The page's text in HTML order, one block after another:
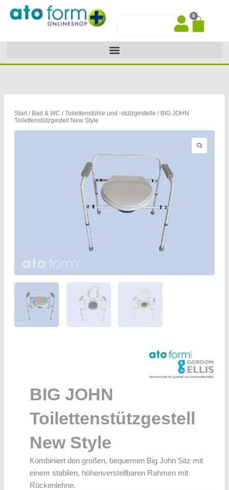
Inhalt
0
Start/ Bad & WC /Toilettenstühle und -stützgestelle / BIG JOHN
Toilettenstützgestell New Style
BIG JOHN
Toilettenstützgestell
New Style
Kombiniert den großen, bequemen Big John Sitz mit
einem stabilen, höhenverstellbaren Rahmen mit
Rückenlehne.